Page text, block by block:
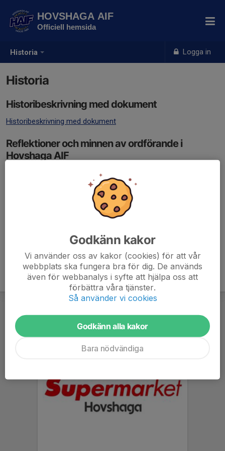
Historia Logga in
HOVSHAGA AIF
Officiell hemsida
Historia
Historibeskrivning med dokument
Historibeskrivning med dokument
Reflektioner och minnen av ordförande i
Hovshaga AIF
Reflektioner och minnen av ordförande i Hovshaga AIF
Godkänn kakor
Vi använder oss av kakor (cookies) för att vår
webbplats ska fungera bra för dig. De används
även för webbanalys i syfte att hjälpa oss att
förbättra våra tjänster.
Så använder vi cookies
Godkänn alla kakor
Bara nödvändiga